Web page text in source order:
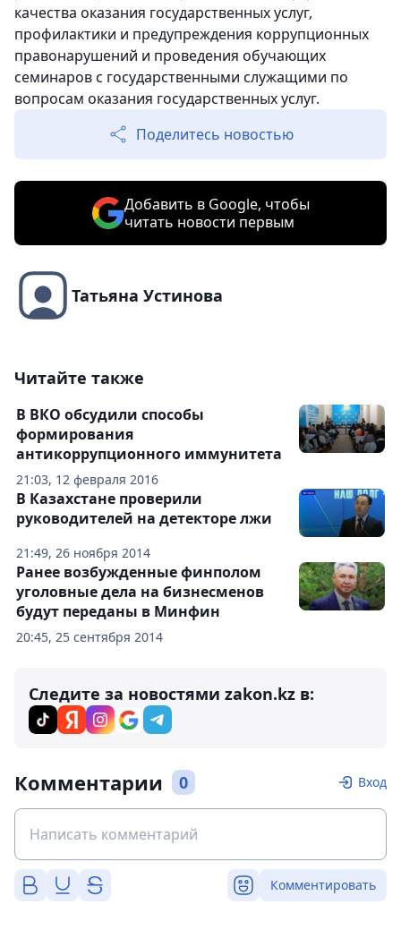
качества оказания государственных услуг,
профилактики и предупреждения коррупционных
правонарушений и проведения обучающих
семинаров с государственными служащими по
вопросам оказания государственных услуг.
Поделитесь новостью
Добавить в Google, чтобы
читать новости первым
Татьяна Устинова
Читайте также
21:03, 12 февраля 2016
В ВКО обсудили способы
формирования
антикоррупционного иммунитета
21:49, 26 ноября 2014
В Казахстане проверили
руководителей на детекторе лжи
20:45, 25 сентября 2014
Ранее возбужденные финполом
уголовные дела на бизнесменов
будут переданы в Минфин
Следите за новостями zakon.kz в:
Комментарии 0 Вход
Комментировать